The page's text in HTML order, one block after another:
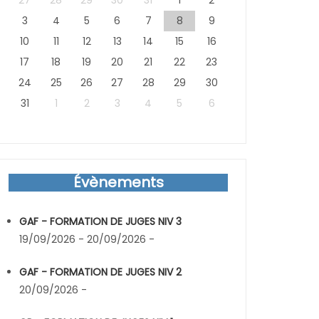
3
4 5 6 7 8
9
10
11 12 13 14 15
16
17
18 19 20 21 22
23
24
25 26 27 28 29
30
31
1 2 3 4 5 6
Évènements
GAF - FORMATION DE JUGES NIV 3
19/09/2026 - 20/09/2026 -
GAF - FORMATION DE JUGES NIV 2
20/09/2026 -